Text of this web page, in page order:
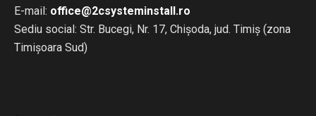
E-mail: office@2csysteminstall.ro
Sediu social: Str. Bucegi, Nr. 17, Chișoda, jud. Timiș (zona
Timișoara Sud)